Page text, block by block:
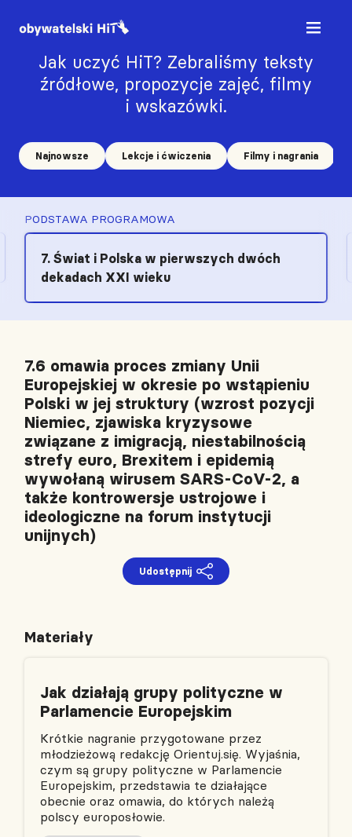
Jak uczyć HiT? Zebraliśmy teksty
źródłowe, propozycje zajęć, filmy
i wskazówki.
Najnowsze Lekcje i ćwiczenia Filmy i nagrania
PODSTAWA PROGRAMOWA
7. Świat i Polska w pierwszych dwóch
dekadach XXI wieku
7.6 omawia proces zmiany Unii
Europejskiej w okresie po wstąpieniu
Polski w jej struktury (wzrost pozycji
Niemiec, zjawiska kryzysowe
związane z imigracją, niestabilnością
strefy euro, Brexitem i epidemią
wywołaną wirusem SARS-CoV-2, a
także kontrowersje ustrojowe i
ideologiczne na forum instytucji
unijnych)
Udostępnij
Materiały
Jak działają grupy polityczne w
Parlamencie Europejskim
Krótkie nagranie przygotowane przez
młodzieżową redakcję Orientuj.się. Wyjaśnia,
czym są grupy polityczne w Parlamencie
Europejskim, przedstawia te działające
obecnie oraz omawia, do których należą
polscy europosłowie.